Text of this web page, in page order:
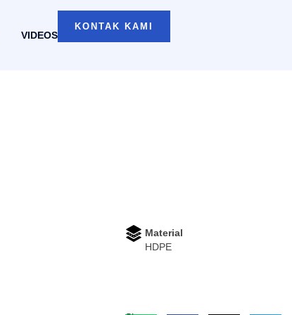
VIDEOS
KONTAK KAMI
Material
HDPE